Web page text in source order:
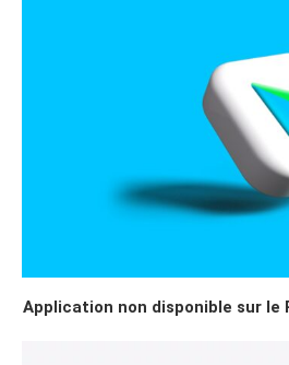
Application non disponible sur le